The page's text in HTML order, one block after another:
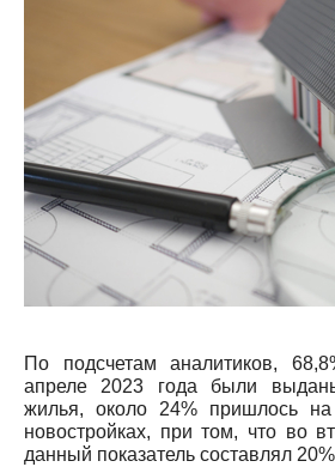
По подсчетам аналитиков,
апреле 2023 года были
жилья, около 24% пришлось
новостройках, при том, что во
данный показатель составлял